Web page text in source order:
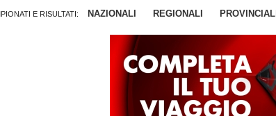
E RISULTATI: NAZIONALI REGIONALI